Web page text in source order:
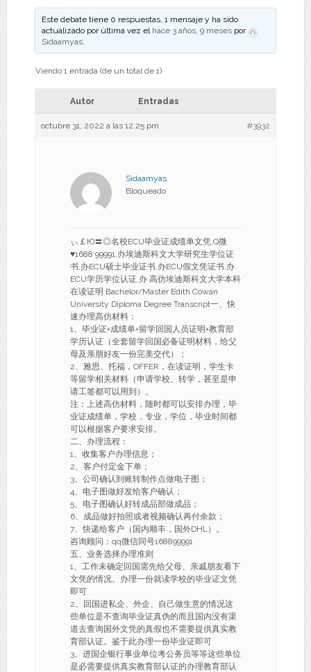
Este debate tiene 0 respuestas, 1 mensaje y ha sido
actualizado por última vez el hace 3 años, 9 meses por
Sidaamyas.
Viendo 1 entrada (de un total de 1)
Autor Entradas
octubre 31, 2022 a las 12:25 pm #3932
Sidaamyas
Bloqueado
ぃ￡Ю〓◎名校ECU毕业证成绩单文凭,Q微
♥1688 99991,办埃迪斯科文大学研究生学位证
书,办ECU硕士毕业证书,办ECU假文凭证书,办
ECU学历学位认证,办 高仿埃迪斯科文大学本科
在读证明 Bachelor/Master Edith Cowan
University Diploma Degree Transcript一、快
速办理高仿材料：
1、毕业证+成绩单+留学回国人员证明+教育部
学历认证（全套留学回国必备证明材料，给父
母及亲朋好友一份完美交代）；
2、雅思、托福，OFFER，在读证明，学生卡
等留学相关材料（申请学校、转学，甚至是申
请工签都可以用到）。
注：上述高仿材料，随时都可以安排办理，毕
业证成绩单，学校，专业，学位，毕业时间都
可以根据客户要求安排。
二、办理流程：
1、收集客户办理信息；
2、客户付定金下单；
3、公司确认到账转制作点做电子图；
4、电子图做好发给客户确认；
5、电子图确认好转成品部做成品；
6、成品做好拍照或者视频确认再付余款；
7、快递给客户（国内顺丰，国外DHL）。
咨询顾问：qq微信同号168899991
五、业务选择办理准则
1、工作未确定回国需先给父母、亲戚朋友看下
文凭的情况。办理一份就读学校的毕业证文凭
即可
2、回国进私企、外企、自己做生意的情况这
些单位是不查询毕业证真伪的而且国内没有渠
道去查询国外文凭的真假也不需要提供真实教
育部认证。鉴于此办理一份毕业证即可
3、进国企银行事业单位考公务员等等这些单位
是必需要提供真实教育部认证的办理教育部认